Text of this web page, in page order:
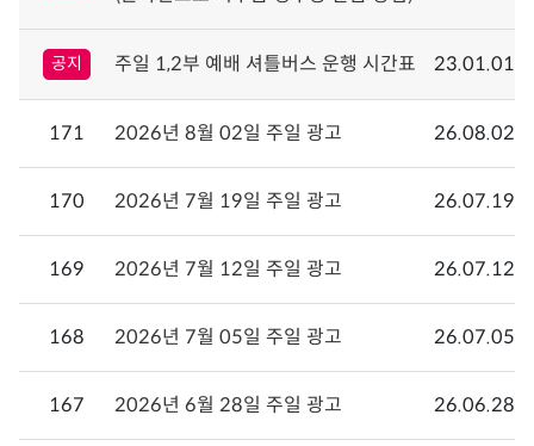
공지 주일 1,2부 예배 셔틀버스 운행 시간표 23.01.01
171 2026년 8월 02일 주일 광고 26.08.02
170 2026년 7월 19일 주일 광고 26.07.19
169 2026년 7월 12일 주일 광고 26.07.12
168 2026년 7월 05일 주일 광고 26.07.05
167 2026년 6월 28일 주일 광고 26.06.28